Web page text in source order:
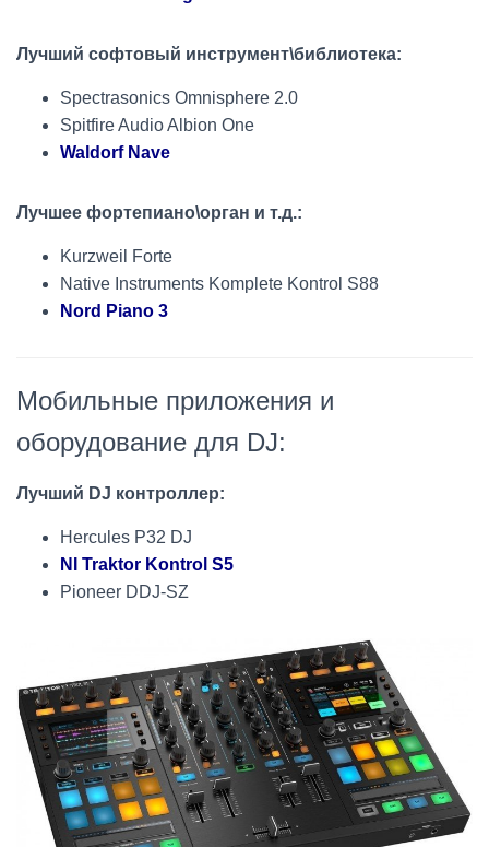
Лучший софтовый инструмент\библиотека:
Spectrasonics Omnisphere 2.0
Spitfire Audio Albion One
Waldorf Nave
Лучшее фортепиано\орган и т.д.:
Kurzweil Forte
Native Instruments Komplete Kontrol S88
Nord Piano 3
Мобильные приложения и
оборудование для DJ:
Лучший DJ контроллер:
Hercules P32 DJ
NI Traktor Kontrol S5
Pioneer DDJ-SZ